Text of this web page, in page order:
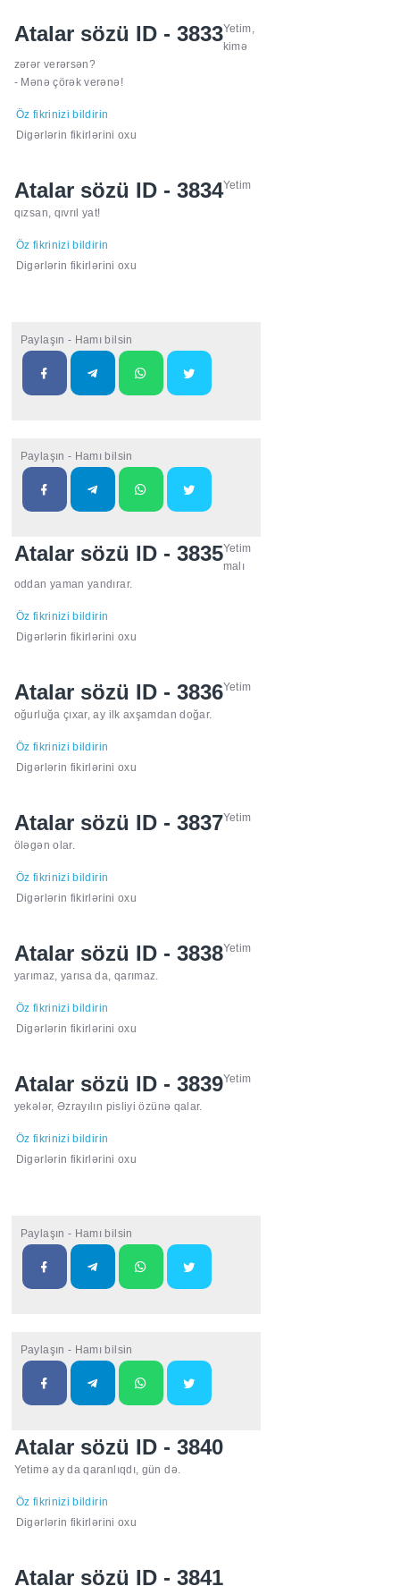
Atalar sözü ID - 3833Yetim,
kimə
zərər verərsən?
- Mənə çörək verənə!
Öz fikrinizi bildirin
Digərlərin fikirlərini oxu
Atalar sözü ID - 3834Yetim
qızsan, qıvrıl yat!
Öz fikrinizi bildirin
Digərlərin fikirlərini oxu
Paylaşın - Hamı bilsin
Paylaşın - Hamı bilsin
Atalar sözü ID - 3835Yetim
malı
oddan yaman yandırar.
Öz fikrinizi bildirin
Digərlərin fikirlərini oxu
Atalar sözü ID - 3836Yetim
oğurluğa çıxar, ay ilk axşamdan doğar.
Öz fikrinizi bildirin
Digərlərin fikirlərini oxu
Atalar sözü ID - 3837Yetim
öləgən olar.
Öz fikrinizi bildirin
Digərlərin fikirlərini oxu
Atalar sözü ID - 3838Yetim
yarımaz, yarısa da, qarımaz.
Öz fikrinizi bildirin
Digərlərin fikirlərini oxu
Atalar sözü ID - 3839Yetim
yekələr, Əzrayılın pisliyi özünə qalar.
Öz fikrinizi bildirin
Digərlərin fikirlərini oxu
Paylaşın - Hamı bilsin
Paylaşın - Hamı bilsin
Atalar sözü ID - 3840
Yetimə ay da qaranlıqdı, gün də.
Öz fikrinizi bildirin
Digərlərin fikirlərini oxu
Atalar sözü ID - 3841